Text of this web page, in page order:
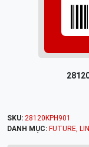
SKU: 28120KPH901
DANH MỤC: FUTURE,